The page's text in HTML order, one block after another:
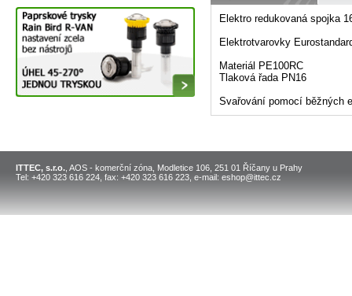
Elektro redukovaná spojka
Elektrotvarovky
Materiál PE100RC
Tlaková řada PN16
Svařování pomocí běžných
ITTEC, s.r.o. , AOS - komerční zóna, Modletice 106, 251 01 Říčany u Prahy
Tel: +420 323 616 224, fax: +420 323 616 223, e-mail: eshop@ittec.cz